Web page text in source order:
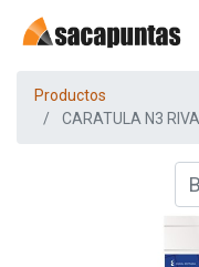
Productos
CARATULA N3